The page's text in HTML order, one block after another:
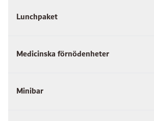
Lunchpaket
Medicinska förnödenheter
Minibar